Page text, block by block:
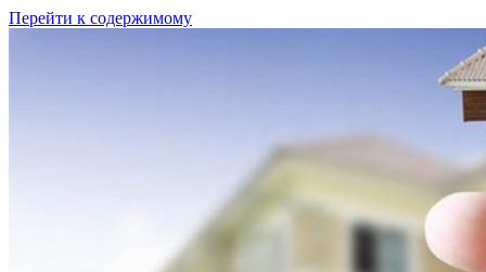
Перейти к содержимому